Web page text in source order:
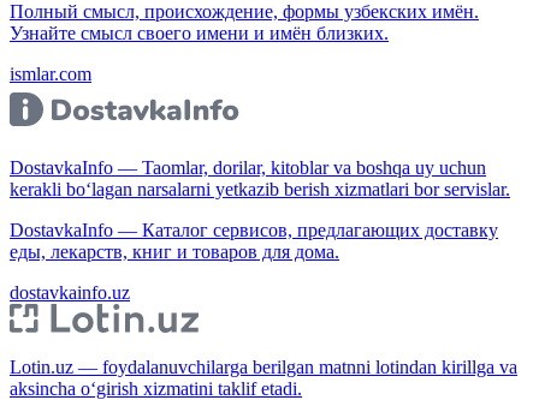
Полный смысл, происхождение, формы узбекских имён.
Узнайте смысл своего имени и имён близких.
ismlar.com
DostavkaInfo — Taomlar, dorilar, kitoblar va boshqa uy uchun
kerakli bo‘lagan narsalarni yetkazib berish xizmatlari bor servislar.
DostavkaInfo — Каталог сервисов, предлагающих доставку
еды, лекарств, книг и товаров для дома.
dostavkainfo.uz
Lotin.uz — foydalanuvchilarga berilgan matnni lotindan kirillga va
aksincha o‘girish xizmatini taklif etadi.